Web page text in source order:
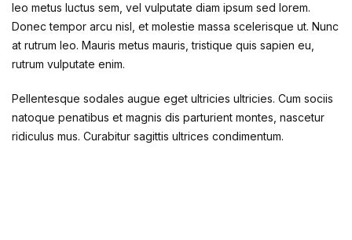
leo metus luctus sem, vel vulputate diam ipsum sed lorem.
Donec tempor arcu nisl, et molestie massa scelerisque ut. Nunc
at rutrum leo. Mauris metus mauris, tristique quis sapien eu,
rutrum vulputate enim.
Pellentesque sodales augue eget ultricies ultricies. Cum sociis
natoque penatibus et magnis dis parturient montes, nascetur
ridiculus mus. Curabitur sagittis ultrices condimentum.